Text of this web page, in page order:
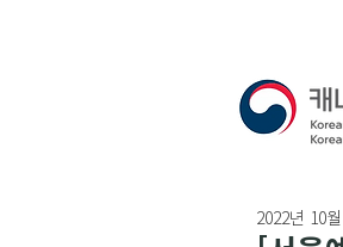
2022년 10